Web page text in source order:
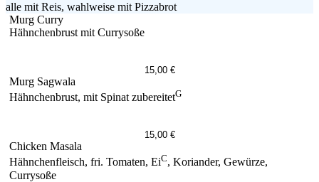
alle mit Reis, wahlweise mit Pizzabrot
Murg Curry
Hähnchenbrust mit Currysoße
15,00 €
Murg Sagwala
Hähnchenbrust, mit Spinat zubereitetG
15,00 €
Chicken Masala
Hähnchenfleisch, fri. Tomaten, EiC, Koriander, Gewürze,
Currysoße